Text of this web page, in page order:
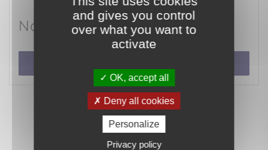
Nous consulter
and gives you control
over what you want to
activate
OK, accept all
Deny all cookies
Personalize
Privacy policy